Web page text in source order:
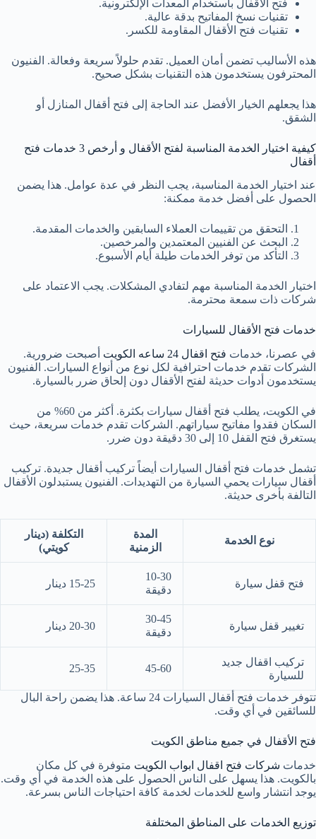
فتح الأقفال باستخدام المعدات الإلكترونية.
تقنيات نسخ المفاتيح بدقة عالية.
تقنيات فتح الأقفال المقاومة للكسر.
هذه الأساليب تضمن أمان العميل. تقدم حلولاً سريعة وفعالة. الفنيون
المحترفون يستخدمون هذه التقنيات بشكل صحيح.
هذا يجعلهم الخيار الأفضل عند الحاجة إلى فتح أقفال المنازل أو
الشقق.
كيفية اختيار الخدمة المناسبة لفتح الأقفال و أرخص 3 خدمات فتح
أقفال
عند اختيار الخدمة المناسبة، يجب النظر في عدة عوامل. هذا يضمن
الحصول على أفضل خدمة ممكنة:
التحقق من تقييمات العملاء السابقين والخدمات المقدمة.
البحث عن الفنيين المعتمدين والمرخصين.
التأكد من توفر الخدمات طيلة أيام الأسبوع.
اختيار الخدمة المناسبة مهم لتفادي المشكلات. يجب الاعتماد على
شركات ذات سمعة محترمة.
خدمات فتح الأقفال للسيارات
في عصرنا، خدمات فتح اقفال 24 ساعه الكويت
أصبحت ضرورية.
الشركات تقدم خدمات احترافية لكل نوع من أنواع السيارات. الفنيون
يستخدمون أدوات حديثة لفتح الأقفال دون إلحاق ضرر بالسيارة.
في الكويت، يطلب فتح أقفال سيارات بكثرة. أكثر من 60% من
السكان فقدوا مفاتيح سياراتهم. الشركات تقدم خدمات سريعة، حيث
يستغرق فتح القفل 10 إلى 30 دقيقة دون ضرر.
تشمل خدمات فتح أقفال السيارات أيضاً تركيب أقفال جديدة. تركيب
أقفال سيارات يحمي السيارة من التهديدات. الفنيون يستبدلون الأقفال
التالفة بأخرى حديثة.
نوع الخدمة
المدة
الزمنية
التكلفة (دينار
كويتي)
فتح قفل سيارة
10-30
دقيقة
15-25 دينار
تغيير قفل سيارة
30-45
دقيقة
20-30 دينار
تركيب اقفال جديد
للسيارة
45-60
25-35
تتوفر خدمات فتح أقفال السيارات 24 ساعة. هذا يضمن راحة البال
للسائقين في أي وقت.
فتح الأقفال في جميع مناطق الكويت
خدمات شركات فتح اقفال ابواب الكويت متوفرة في كل مكان
بالكويت. هذا يسهل على الناس الحصول على هذه الخدمة في أي وقت.
يوجد انتشار واسع للخدمات لخدمة كافة احتياجات الناس بسرعة.
توزيع الخدمات على المناطق المختلفة